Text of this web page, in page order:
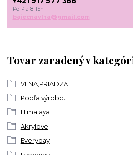
Tovar zaradený v
VLNA,PRIADZA
Podľa výrobcu
Himalaya
Akrylove
Everyday
Po-Pia 8-15h
bajecnavlna@gmail.com